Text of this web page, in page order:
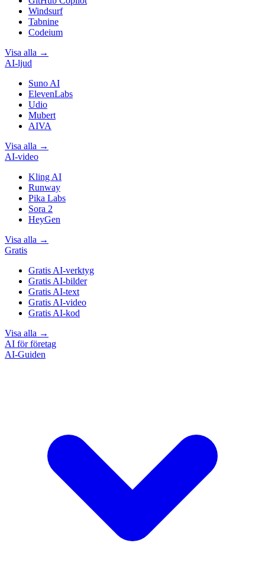
Windsurf
Tabnine
Codeium
Visa alla →
AI-ljud
Suno AI
ElevenLabs
Udio
Mubert
AIVA
Visa alla →
AI-video
Kling AI
Runway
Pika Labs
Sora 2
HeyGen
Visa alla →
Gratis
Gratis AI-verktyg
Gratis AI-bilder
Gratis AI-text
Gratis AI-video
Gratis AI-kod
Visa alla →
AI för företag
AI-Guiden